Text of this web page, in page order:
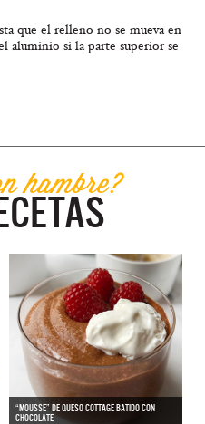
que el relleno no se mueva en
aluminio si la parte superior se
hambre?
“MOUSSE” DE QUESO COTTAGE BATIDO CON
CHOCOLATE